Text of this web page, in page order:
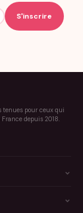
tenues pour ceux qui
depuis 2018.